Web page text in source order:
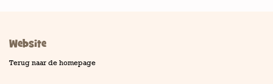
Website
Terug naar de homepage